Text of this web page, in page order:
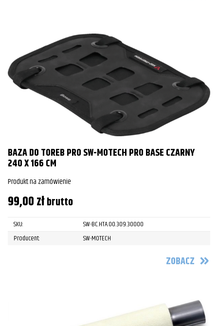
BAZA DO TOREB PRO SW-MOTECH PRO BASE CZARNY
240 X 166 CM
Produkt na zamówienie
99,00złbrutto
SKU:
SW-BC.HTA.00.309.30000
Producent:
SW-MOTECH
ZOBACZ